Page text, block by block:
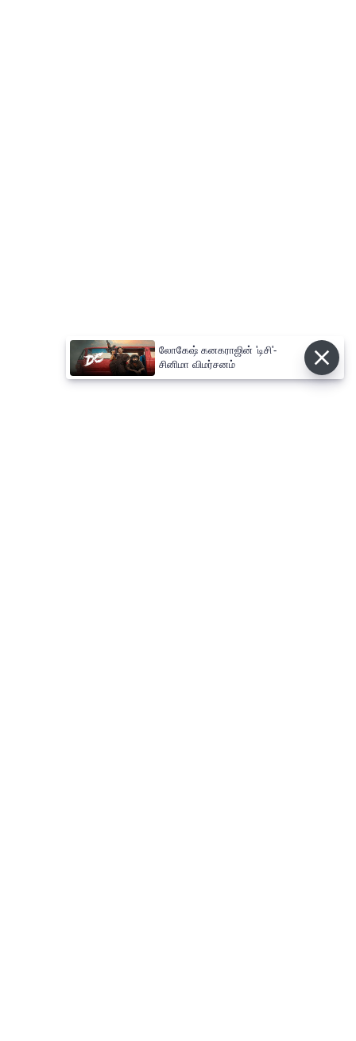
லோகேஷ் கனகராஜின் 'டிசி'-
சினிமா விமர்சனம்